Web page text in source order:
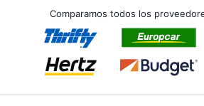
Comparamos todos los